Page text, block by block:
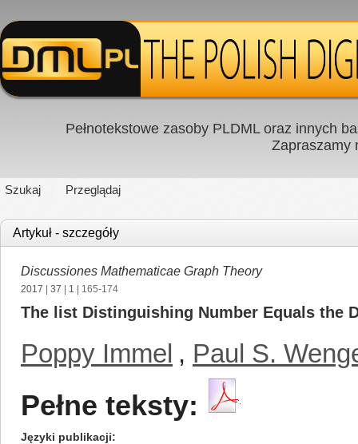
Pełnotekstowe zasoby PLDML oraz innych
Zapraszamy
Szukaj Przeglądaj
Artykuł - szczegóły
Discussiones Mathematicae Graph Theory
2017 37 1 | 165-174
The list Distinguishing Number Equals the
Poppy Immel , Paul S.
Pełne teksty:
Języki publikacji